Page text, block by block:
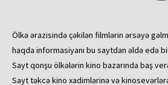
Ölkə ərazisində çəkilən filmlərin ərsəyə
haqda informasiyanı bu saytdan əldə edə
Sayt qonşu ölkələrin kino bazarında baş
Sayt təkcə kino xadimlərinə və